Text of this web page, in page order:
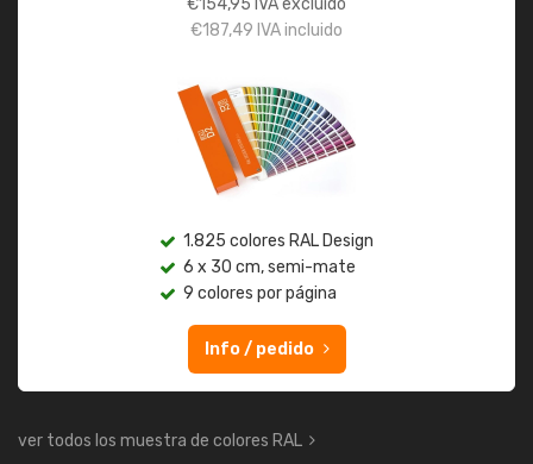
€154,95 IVA excluido
€187,49 IVA incluido
1.825 colores RAL Design
6 x 30 cm, semi-mate
9 colores por página
Info / pedido
ver todos los muestra de colores RAL